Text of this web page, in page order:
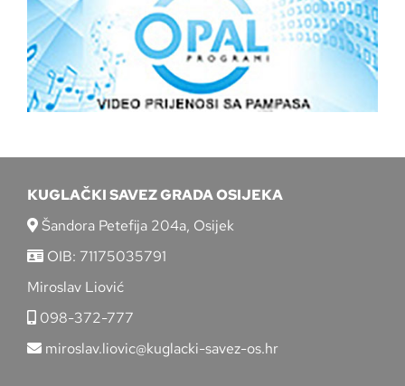
KUGLAČKI SAVEZ GRADA OSIJEKA
Šandora Petefija 204a, Osijek
OIB: 71175035791
Miroslav Liović
098-372-777
miroslav.liovic@kuglacki-savez-os.hr